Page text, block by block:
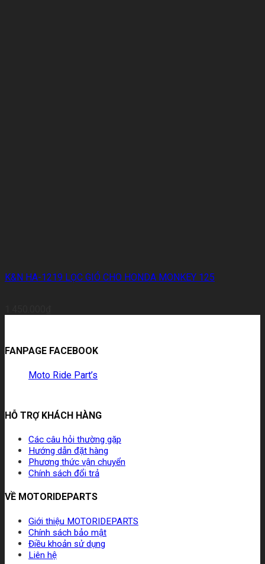
K&N HA-1219 LỌC GIÓ CHO HONDA MONKEY 125
FANPAGE FACEBOOK
Moto Ride Part’s
HỖ TRỢ KHÁCH HÀNG
Các câu hỏi thường gặp
Hướng dẫn đặt hàng
Phương thức vận chuyển
Chính sách đổi trả
VỀ MOTORIDEPARTS
Giới thiệu MOTORIDEPARTS
Chính sách bảo mật
Điều khoản sử dụng
Liên hệ